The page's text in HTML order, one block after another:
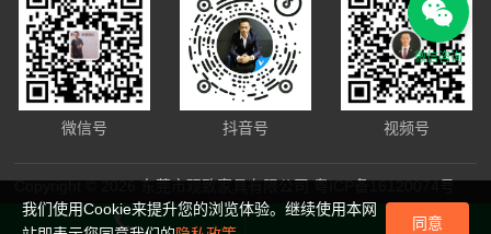
微信号 抖音号 视频号
Copyright © 2026 东莞市观致家具有限公司粤ICP备16120074号
微信咨询
我们使用Cookie来提升您的浏览体验。继续使用本网
同意